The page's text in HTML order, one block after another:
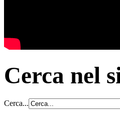
Cerca nel
Cerca...